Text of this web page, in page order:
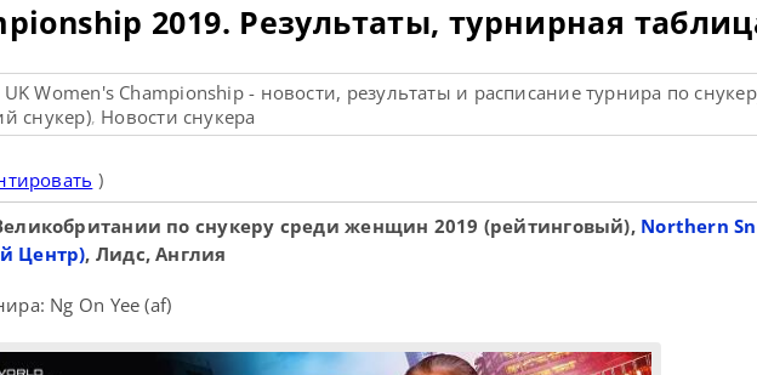
2019. Результаты, турнирная
UK Women's Championship - новости, результаты и расписание турнира по
снукер), Новости снукера
)
по снукеру среди женщин 2019 (рейтинговый), Northern
Центр), Лидс, Англия
Ng On Yee (af)